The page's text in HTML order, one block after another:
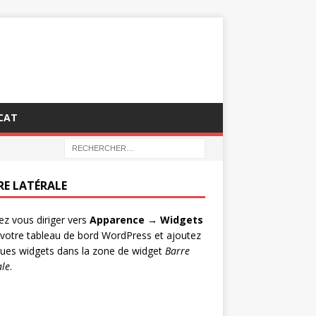
LATÉRALE
vous diriger vers Apparence → Widgets
tableau de bord WordPress et ajoutez
widgets dans la zone de widget Barre
.